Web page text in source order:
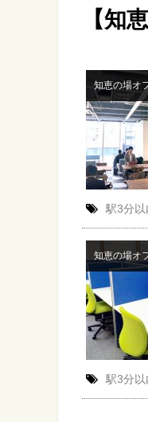
【知
知恵の場オ
駅3分以
知恵の場オ
駅3分以